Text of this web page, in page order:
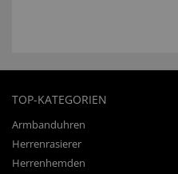
TOP-KATEGORIEN
Armbanduhren
Herrenrasierer
Herrenhemden